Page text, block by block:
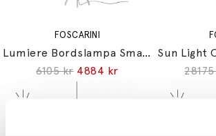
FOSCARINI
Lumiere Bordslampa Small Aluminium/White Med Dimmer
6105 kr 4884 kr